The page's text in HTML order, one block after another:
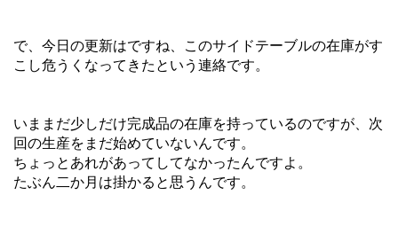
で、今日の更新はですね、このサイドテーブルの在庫がす
こし危うくなってきたという連絡です。
いままだ少しだけ完成品の在庫を持っているのですが、次
回の生産をまだ始めていないんです。
ちょっとあれがあってしてなかったんですよ。
たぶん二か月は掛かると思うんです。